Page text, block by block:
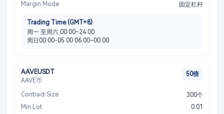
Margin Mode
固定杠杆
Trading Time (GMT+8)
周一 至周六 00:00–24:00
周日00:00-05:00 06:00–00:00
AAVEUSDT
AAVE币
50倍
Contract Size
300个
Min Lot
0.01